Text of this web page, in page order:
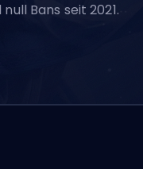
Bans seit 2021.